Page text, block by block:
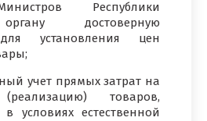
Республики
достоверную
установления цен
учет прямых затрат на
товаров,
в условиях естественной